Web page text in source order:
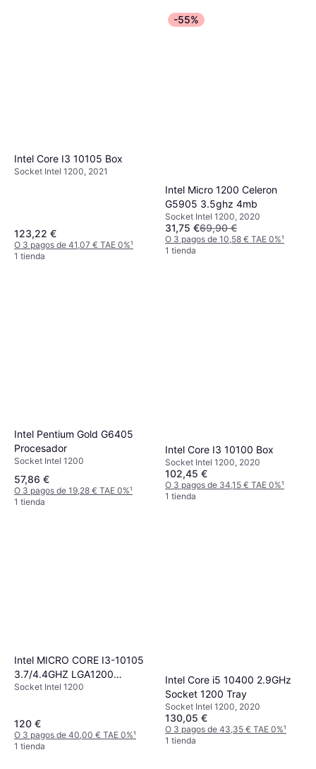
Intel Core I3 10105 Box
Socket Intel 1200, 2021
123,22 €
O 3 pagos de 41,07 € TAE 0%¹
1 tienda
-55%
Intel Micro 1200 Celeron
G5905 3.5ghz 4mb
Socket Intel 1200, 2020
31,75 €69,90 €
O 3 pagos de 10,58 € TAE 0%¹
1 tienda
Intel Pentium Gold G6405
Procesador
Socket Intel 1200
57,86 €
O 3 pagos de 19,28 € TAE 0%¹
1 tienda
Intel Core I3 10100 Box
Socket Intel 1200, 2020
102,45 €
O 3 pagos de 34,15 € TAE 0%¹
1 tienda
Intel MICRO CORE I3-10105
3.7/4.4GHZ LGA1200
C/VENTILADOR
Socket Intel 1200
120 €
O 3 pagos de 40,00 € TAE 0%¹
1 tienda
Intel Core i5 10400 2.9GHz
Socket 1200 Tray
Socket Intel 1200, 2020
130,05 €
O 3 pagos de 43,35 € TAE 0%¹
1 tienda